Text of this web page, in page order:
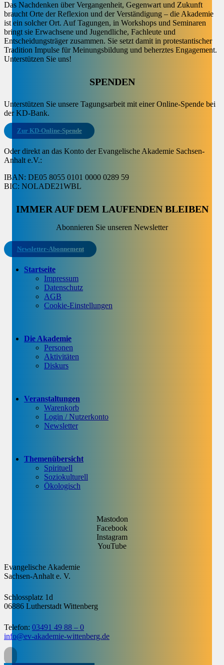
Das Nachdenken über Vergangenheit, Gegenwart und Zukunft
braucht Orte der Reflexion und der Verständigung – die Akademie
ist ein solcher Ort. Auf Tagungen, in Workshops und Seminaren
bringt sie Erwachsene und Jugendliche, Fachleute und
Entscheidungsträger zusammen. Sie setzt damit in protestantischer
Tradition Impulse für Meinungsbildung und beherztes Engagement.
Unterstützen Sie uns!
SPENDEN
Unterstützen Sie unsere Tagungsarbeit mit einer Online-Spende bei
der KD-Bank.
Zur KD-Online-Spende
Oder direkt an das Konto der Evangelische Akademie Sachsen-
Anhalt e.V.:
IBAN: DE05 8055 0101 0000 0289 59
BIC: NOLADE21WBL
IMMER AUF DEM LAUFENDEN BLEIBEN
Abonnieren Sie unseren Newsletter
Newsletter-Abonnement
Startseite
Impressum
Datenschutz
AGB
Cookie-Einstellungen
Die Akademie
Personen
Aktivitäten
Diskurs
Veranstaltungen
Warenkorb
Login / Nutzerkonto
Newsletter
Themenübersicht
Spirituell
Soziokulturell
Ökologisch
Mastodon
Facebook
Instagram
YouTube
Evangelische Akademie
Sachsen-Anhalt e. V.
Schlossplatz 1d
06886 Lutherstadt Wittenberg
Telefon: 03491 49 88 – 0
info@ev-akademie-wittenberg.de